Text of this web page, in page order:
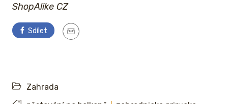
ShopAlike CZ
Sdílet
Zahrada